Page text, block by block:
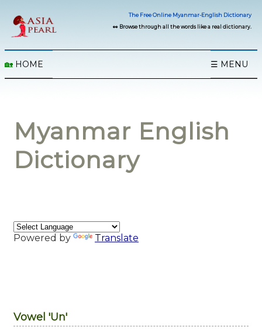
The Free Online Myanmar-English Dictionary
👀 Browse through all the words like a real dictionary.
🏡 HOME ☰ MENU
Myanmar English
Dictionary
Powered by Translate
Vowel 'Un'